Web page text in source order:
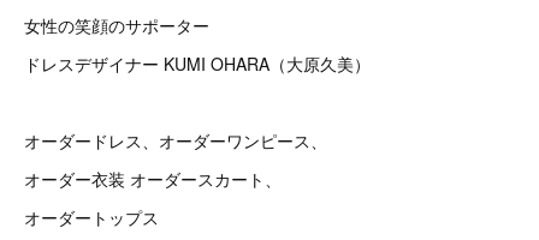
女性の笑顔のサポーター
ドレスデザイナー KUMI OHARA（大原久美）
オーダードレス、オーダーワンピース、
オーダー衣装 オーダースカート、
オーダートップス